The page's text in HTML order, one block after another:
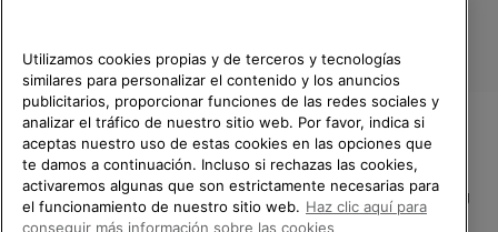
España
TE DAMOS LA BIENVENIDA A
SOREL.
POR FAVOR, SELECCIONA TU
PAÍS.
Utilizamos cookies propias y de terceros y tecnologías
similares para personalizar el contenido y los anuncios
publicitarios, proporcionar funciones de las redes sociales y
analizar el tráfico de nuestro sitio web. Por favor, indica si
aceptas nuestro uso de estas cookies en las opciones que
te damos a continuación. Incluso si rechazas las cookies,
activaremos algunas que son estrictamente necesarias para
el funcionamiento de nuestro sitio web. Haz clic aquí para
conseguir más información sobre las cookies